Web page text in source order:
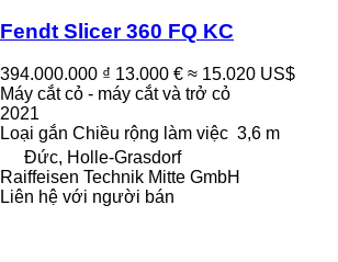
Fendt Slicer 360 FQ KC
394.000.000 ₫ 13.000 € ≈ 15.020 US$
Máy cắt cỏ - máy cắt và trở cỏ
2021
Loại gắn Chiều rộng làm việc 3,6 m
Đức, Holle-Grasdorf
Raiffeisen Technik Mitte GmbH
Liên hệ với người bán